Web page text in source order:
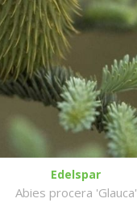
Edelspar
Abies procera 'Glauca'